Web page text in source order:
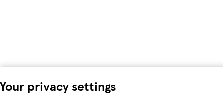
Your privacy settings